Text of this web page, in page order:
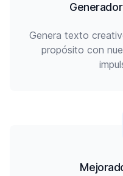
Genera texto
propósito con